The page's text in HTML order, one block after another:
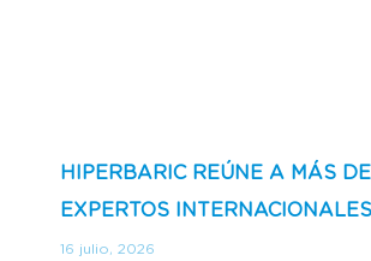
HIPERBARIC REÚNE A MÁS
EXPERTOS
16 julio, 2026